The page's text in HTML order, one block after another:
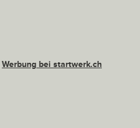
Werbung bei startwerk.ch